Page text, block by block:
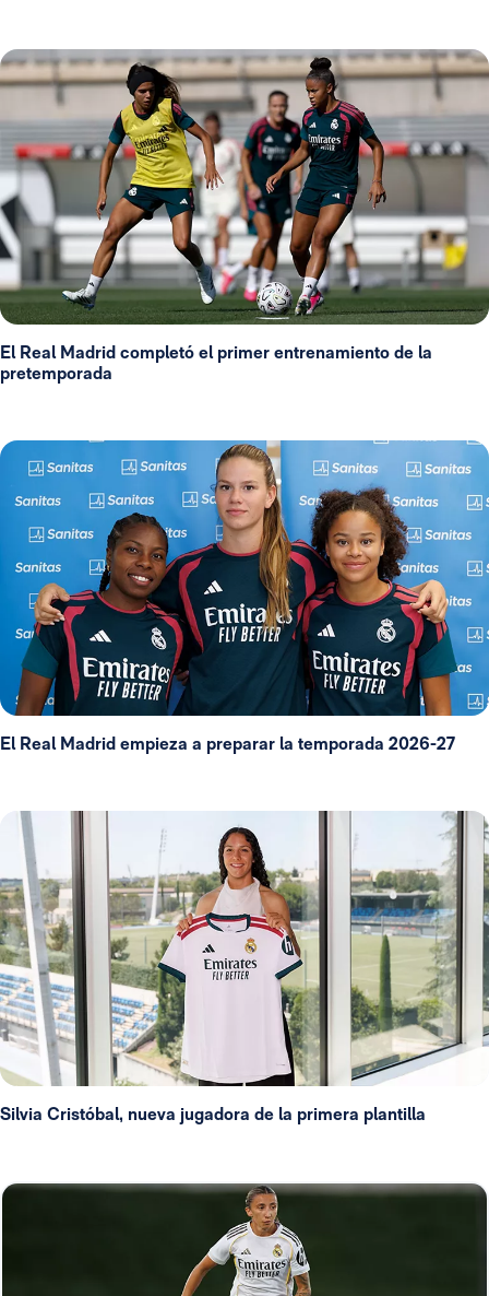
El Real Madrid completó el primer entrenamiento de la
pretemporada
El Real Madrid empieza a preparar la temporada 2026-27
Silvia Cristóbal, nueva jugadora de la primera plantilla